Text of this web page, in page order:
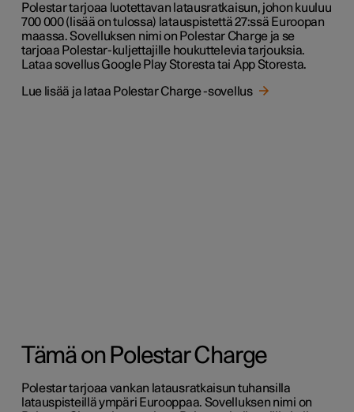
Polestar tarjoaa luotettavan latausratkaisun, johon kuuluu
700 000 (lisää on tulossa) latauspistettä 27:ssä Euroopan
maassa. Sovelluksen nimi on Polestar Charge ja se
tarjoaa Polestar-kuljettajille houkuttelevia tarjouksia.
Lataa sovellus Google Play Storesta tai App Storesta.
Lue lisää ja lataa Polestar Charge -sovellus
Tämä on Polestar Charge
Polestar tarjoaa vankan latausratkaisun tuhansilla
latauspisteillä ympäri Eurooppaa. Sovelluksen nimi on